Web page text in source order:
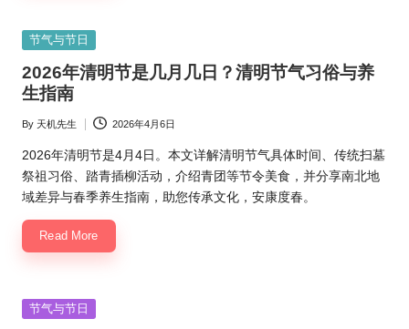
Posted
节气与节日
2026年清明节是几月几日？清明节气习俗与养
生指南
Posted
by
By 天机先生 2026年4月6日
2026年清明节是4月4日。本文详解清明节气具体时间、传统扫墓
祭祖习俗、踏青插柳活动，介绍青团等节令美食，并分享南北地
域差异与春季养生指南，助您传承文化，安康度春。
Read More
Posted
节气与节日